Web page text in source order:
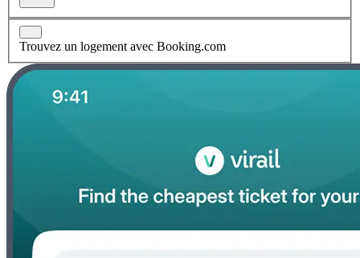
Trouvez un logement avec Booking.com